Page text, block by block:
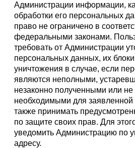
Администрации информации,
обработки его персональных
право не ограничено в
федеральными законами.
требовать от Администрации
персональных данных, их
уничтожения в случае, если
являются неполными,
незаконно полученными или не
необходимыми для заявленной
также принимать
по защите своих прав. Для
уведомить Администрацию по
адресу.